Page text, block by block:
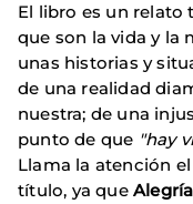
El libro es un relato
que son la vida y la
unas historias y
de una realidad
nuestra; de una
punto de que "hay
Llama la atención
título, ya que Alegría